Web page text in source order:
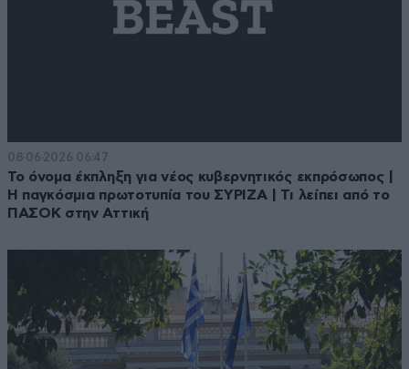
08·06·2026 06:47
Το όνομα έκπληξη για νέος κυβερνητικός εκπρόσωπος |
Η παγκόσμια πρωτοτυπία του ΣΥΡΙΖΑ | Τι λείπει από το
ΠΑΣΟΚ στην Αττική